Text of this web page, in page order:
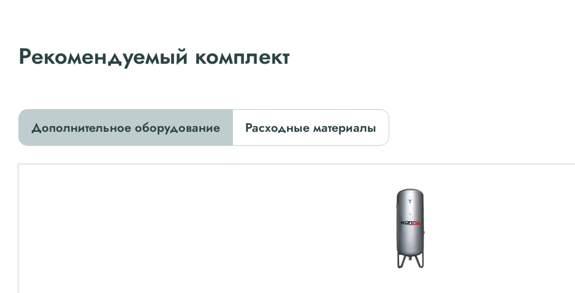
Рекомендуемый комплект
Дополнительное оборудование Расходные материалы